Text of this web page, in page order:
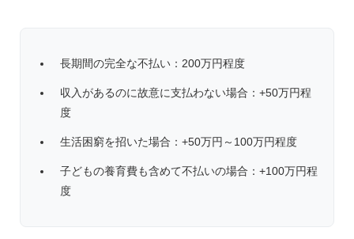
長期間の完全な不払い：200万円程度
収入があるのに故意に支払わない場合：+50万円程
度
生活困窮を招いた場合：+50万円～100万円程度
子どもの養育費も含めて不払いの場合：+100万円程
度